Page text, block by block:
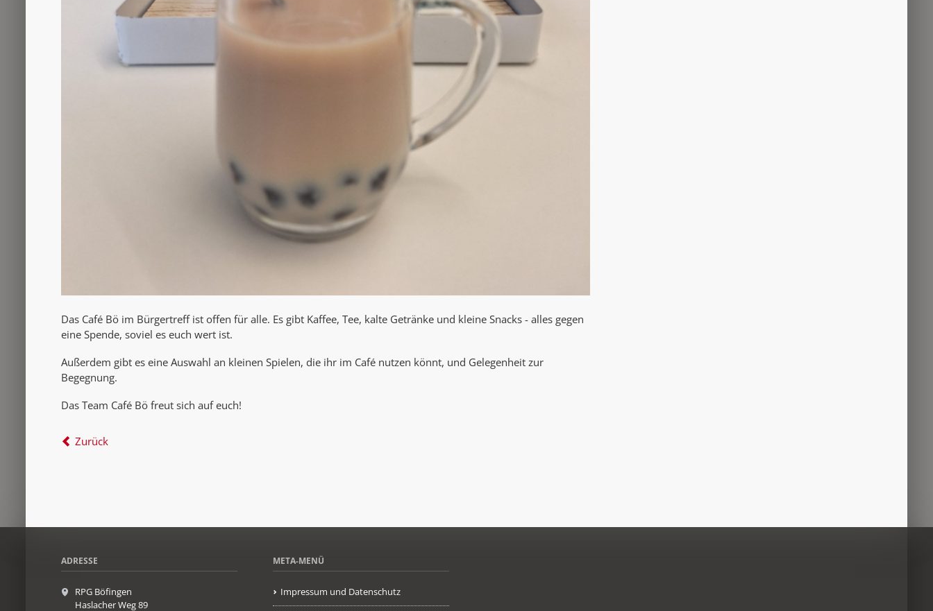
Das Café Bö im Bürgertreff ist offen für alle. Es gibt Kaffee, Tee, kalte Getränke und kleine Snacks - alles gegen
eine Spende, soviel es euch wert ist.
Außerdem gibt es eine Auswahl an kleinen Spielen, die ihr im Café nutzen könnt, und Gelegenheit zur
Begegnung.
Das Team Café Bö freut sich auf euch!
Zurück
ADRESSE
RPG Böfingen
Haslacher Weg 89
META-MENÜ
Impressum und Datenschutz